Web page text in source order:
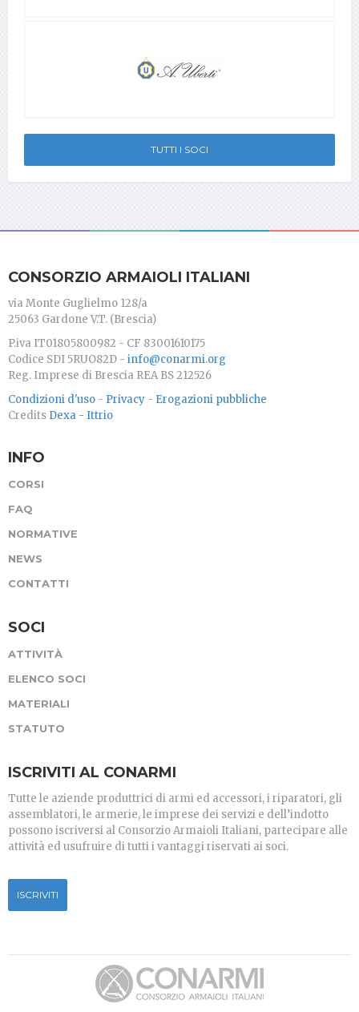
TUTTI I SOCI
CONSORZIO ARMAIOLI ITALIANI
via Monte Guglielmo 128/a
25063 Gardone V.T. (Brescia)
P.iva IT01805800982 - CF 83001610175
Codice SDI 5RUO82D - info@conarmi.org
Reg. Imprese di Brescia REA BS 212526
Condizioni d'uso - Privacy - Erogazioni pubbliche
Credits Dexa - Ittrio
INFO
CORSI
FAQ
NORMATIVE
NEWS
CONTATTI
SOCI
ATTIVITÀ
ELENCO SOCI
MATERIALI
STATUTO
ISCRIVITI AL CONARMI
Tutte le aziende produttrici di armi ed accessori, i riparatori, gli
assemblatori, le armerie, le imprese dei servizi e dell’indotto
possono iscriversi al Consorzio Armaioli Italiani, partecipare alle
attività ed usufruire di tutti i vantaggi riservati ai soci.
ISCRIVITI